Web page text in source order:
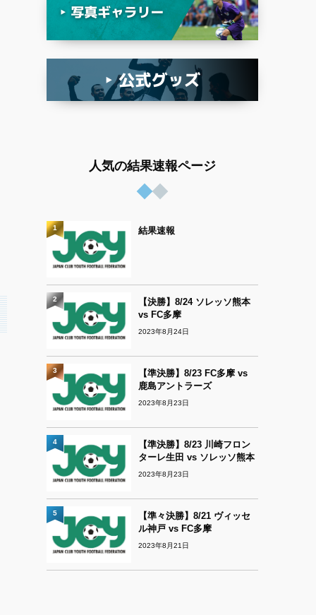
人気の結果速報ページ
結果速報
1
【決勝】8/24 ソレッソ熊本
vs FC多摩
2023年8月24日
2
【準決勝】8/23 FC多摩 vs
鹿島アントラーズ
2023年8月23日
3
【準決勝】8/23 川崎フロン
ターレ生田 vs ソレッソ熊本
2023年8月23日
4
【準々決勝】8/21 ヴィッセ
ル神戸 vs FC多摩
2023年8月21日
5